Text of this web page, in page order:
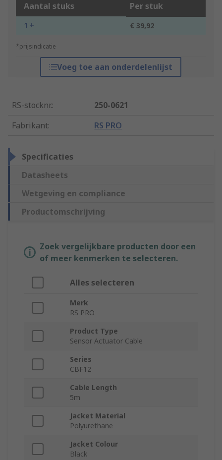
Aantal stuks Per stuk
1 + € 39,92
*prijsindicatie
Voeg toe aan onderdelenlijst
RS-stocknr.:
250-0621
Fabrikant: RS PRO
Specificaties
Datasheets
Wetgeving en compliance
Productomschrijving
Zoek vergelijkbare producten door een
of meer kenmerken te selecteren.
Alles selecteren
Merk
RS PRO
Product Type
Sensor Actuator Cable
Series
CBF12
Cable Length
5m
Jacket Material
Polyurethane
Jacket Colour
Black